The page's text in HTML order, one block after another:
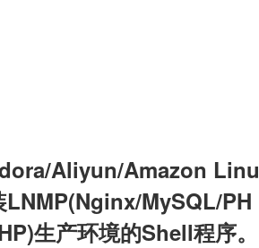
Aliyun/Amazon Linu
MySQL/PH
生产环境的Shell程序。